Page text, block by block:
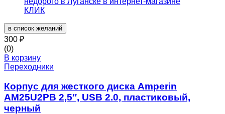
в список желаний
300 ₽
(0)
В корзину
Переходники
Корпус для жесткого диска Amperin
AM25U2PB 2,5″, USB 2.0, пластиковый,
черный